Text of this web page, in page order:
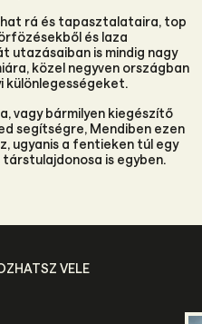
rá és tapasztalataira, top
és laza
utazásaiban is mindig nagy
közel negyven országban
különlegességeket.
vagy bármilyen kiegészítő
segítségre, Mendiben ezen
ugyanis a fentieken túl egy
is egyben.
VELE